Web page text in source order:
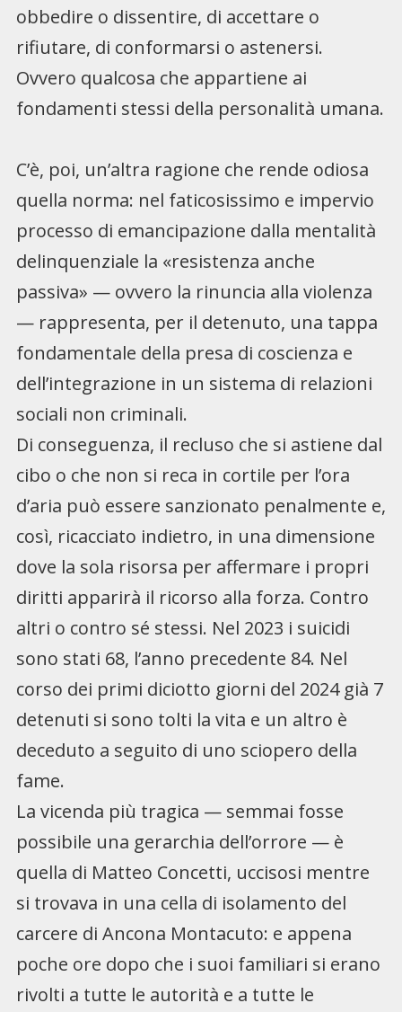
obbedire o dissentire, di accettare o
rifiutare, di conformarsi o astenersi.
Ovvero qualcosa che appartiene ai
fondamenti stessi della personalità umana.
C’è, poi, un’altra ragione che rende odiosa
quella norma: nel faticosissimo e impervio
processo di emancipazione dalla mentalità
delinquenziale la «resistenza anche
passiva» — ovvero la rinuncia alla violenza
— rappresenta, per il detenuto, una tappa
fondamentale della presa di coscienza e
dell’integrazione in un sistema di relazioni
sociali non criminali.
Di conseguenza, il recluso che si astiene dal
cibo o che non si reca in cortile per l’ora
d’aria può essere sanzionato penalmente e,
così, ricacciato indietro, in una dimensione
dove la sola risorsa per affermare i propri
diritti apparirà il ricorso alla forza. Contro
altri o contro sé stessi. Nel 2023 i suicidi
sono stati 68, l’anno precedente 84. Nel
corso dei primi diciotto giorni del 2024 già 7
detenuti si sono tolti la vita e un altro è
deceduto a seguito di uno sciopero della
fame.
La vicenda più tragica — semmai fosse
possibile una gerarchia dell’orrore — è
quella di Matteo Concetti, uccisosi mentre
si trovava in una cella di isolamento del
carcere di Ancona Montacuto: e appena
poche ore dopo che i suoi familiari si erano
rivolti a tutte le autorità e a tutte le